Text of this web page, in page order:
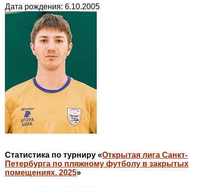
Дата рождения: 6.10.2005
Статистика по турниру «Открытая лига Санкт-
Петербурга по пляжному футболу в закрытых
помещениях. 2025»